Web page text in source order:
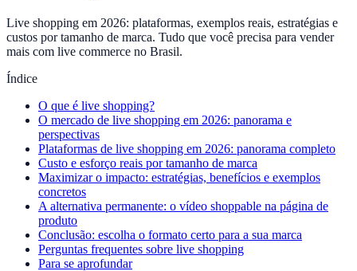
Live shopping em 2026: plataformas, exemplos reais, estratégias e
custos por tamanho de marca. Tudo que você precisa para vender
mais com live commerce no Brasil.
Índice
O que é live shopping?
O mercado de live shopping em 2026: panorama e
perspectivas
Plataformas de live shopping em 2026: panorama completo
Custo e esforço reais por tamanho de marca
Maximizar o impacto: estratégias, benefícios e exemplos
concretos
A alternativa permanente: o vídeo shoppable na página de
produto
Conclusão: escolha o formato certo para a sua marca
Perguntas frequentes sobre live shopping
Para se aprofundar